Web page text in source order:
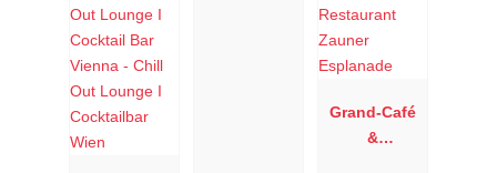
Grand-Café
&